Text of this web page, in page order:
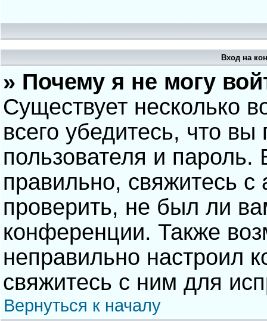
Вход на
» Почему я не могу
Существует несколько
всего убедитесь, что
пользователя и
правильно, свяжитесь
проверить, не был ли
конференции. Также
неправильно настроил
свяжитесь с ним для
Вернуться к началу